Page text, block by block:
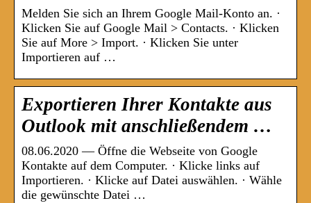
Melden Sie sich an Ihrem Google Mail-Konto an. ·
Klicken Sie auf Google Mail > Contacts. · Klicken
Sie auf More > Import. · Klicken Sie unter
Importieren auf …
Exportieren Ihrer Kontakte aus
Outlook mit anschließendem …
08.06.2020 — Öffne die Webseite von Google
Kontakte auf dem Computer. · Klicke links auf
Importieren. · Klicke auf Datei auswählen. · Wähle
die gewünschte Datei …